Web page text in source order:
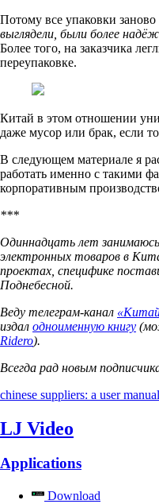
Потому все упаковки
выглядели, были более
Более того, на заказчика
переупаковке.
Китай в этом отношении
даже мусор или брак, если
В следующем материале я
работать именно с такими
корпоративным
***
Одиннадцать лет
электронных товаров в
проектах, специфике
Поднебесной.
Веду телеграм-канал
издал одноименную книгу
Ridero).
Всегда рад новым
chinese suppliers: a user
LJ Video
Applications
Download